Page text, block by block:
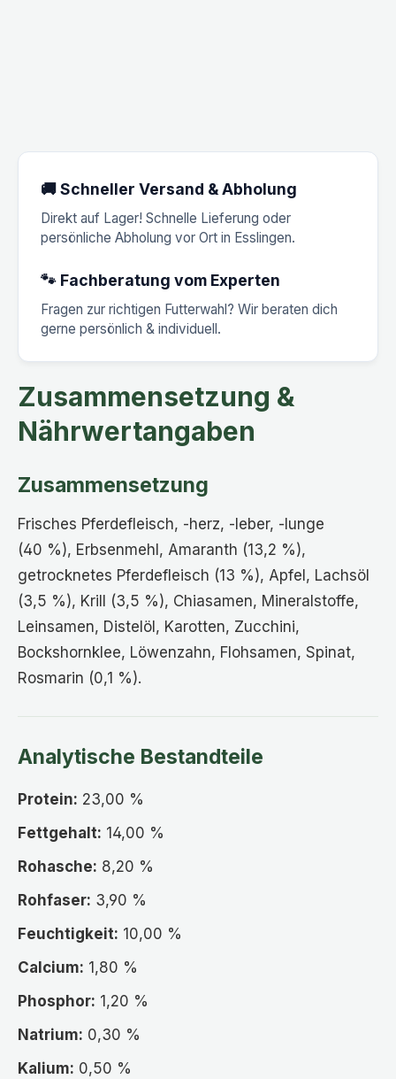
🚚 Schneller Versand & Abholung
Direkt auf Lager! Schnelle Lieferung oder
persönliche Abholung vor Ort in Esslingen.
🐾 Fachberatung vom Experten
Fragen zur richtigen Futterwahl? Wir beraten dich
gerne persönlich & individuell.
Zusammensetzung &
Nährwertangaben
Zusammensetzung
Frisches Pferdefleisch, -herz, -leber, -lunge
(40 %), Erbsenmehl, Amaranth (13,2 %),
getrocknetes Pferdefleisch (13 %), Apfel, Lachsöl
(3,5 %), Krill (3,5 %), Chiasamen, Mineralstoffe,
Leinsamen, Distelöl, Karotten, Zucchini,
Bockshornklee, Löwenzahn, Flohsamen, Spinat,
Rosmarin (0,1 %).
Analytische Bestandteile
Protein: 23,00 %
Fettgehalt: 14,00 %
Rohasche: 8,20 %
Rohfaser: 3,90 %
Feuchtigkeit: 10,00 %
Calcium: 1,80 %
Phosphor: 1,20 %
Natrium: 0,30 %
Kalium: 0,50 %